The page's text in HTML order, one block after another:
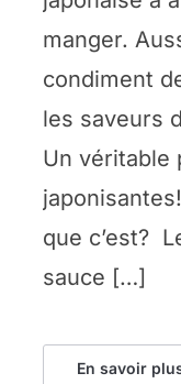
manger.
condiment
les saveurs
Un véritable
que c’est?
sauce […]
En savoir